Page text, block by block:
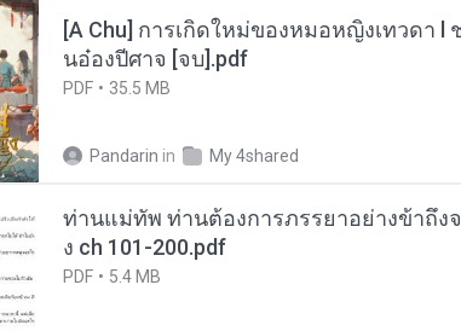
[A Chu] การเกิดใหม่ของหมอหญิงเทวดา l
นอ๋องปีศาจ [จบ].pdf
PDF 35.5 MB
Pandarin in My 4shared
ท่านแม่ทัพ ท่านต้องการภรรยาอย่างข้าถึงจ
ง ch 101-200.pdf
PDF 5.4 MB